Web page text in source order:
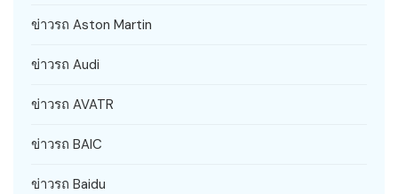
ข่าวรถ Aston Martin
ข่าวรถ Audi
ข่าวรถ AVATR
ข่าวรถ BAIC
ข่าวรถ Baidu